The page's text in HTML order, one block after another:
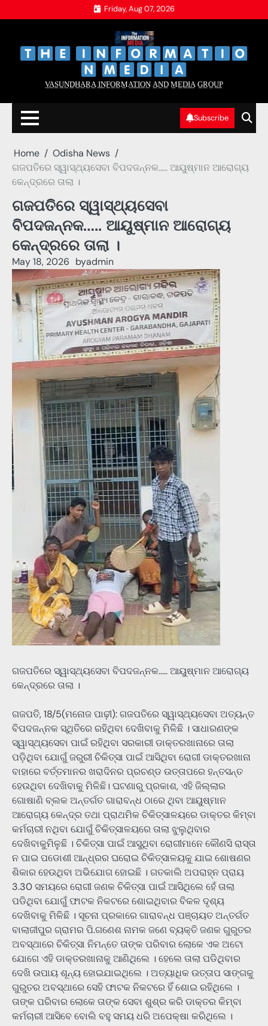
to
Friday, Aug 07, 2026
V̲A̲S̲U̲N̲D̲H̲A̲R̲A̲ I̲N̲F̲O̲R̲M̲A̲T̲I̲O̲N̲ A̲N̲D̲ M̲E̲D̲I̲A̲ G̲R̲O̲U̲P̲
Subscribe
Home
Odisha News
ଗଜପତିରେ ସ୍ୱାସ୍ଥ୍ୟସେବା ବିପଦଜନ୍ନକ….. ଆୟୁଷ୍ମାନ ଆରୋଗ୍ୟ
କେନ୍ଦ୍ରରେ ତାଲା ।
ଗଜପତିରେ ସ୍ୱାସ୍ଥ୍ୟସେବା
ବିପଦଜନ୍ନକ….. ଆୟୁଷ୍ମାନ ଆରୋଗ୍ୟ
କେନ୍ଦ୍ରରେ ତାଲା ।
May 18, 2026 byadmin
ଗଜପତିରେ ସ୍ୱାସ୍ଥ୍ୟସେବା ବିପଦଜନ୍ନକ….. ଆୟୁଷ୍ମାନ ଆରୋଗ୍ୟ
କେନ୍ଦ୍ରରେ ତାଲା ।
ଗଜପତି, 18/5(ମନୋଜ ପାଢ଼ୀ): ଗଜପତିରେ ସ୍ୱାସ୍ଥ୍ୟସେବା ଅତ୍ୟନ୍ତ
ବିପଦଜନ୍ନକ ସ୍ଥିତିରେ ରହିଥିବା ଦେଖିବାକୁ ମିଳିଛି । ସାଧାରଣଙ୍କ
ସ୍ୱାସ୍ଥ୍ୟସେବା ପାଇଁ ରହିଥିବା ସରକାରୀ ଡାକ୍ତରଖାନାରେ ତାଲା
ପଡ଼ିଥିବା ଯୋଗୁଁ ଜରୁରୀ ଚିକିତ୍ସା ପାଇଁ ଆସିଥିବା ରୋଗୀ ଡାକ୍ତରଖାନା
ବାହାରେ ବର୍ତ୍ତମାନର ଖରାଦିନର ପ୍ରଚଣ୍ଡ ଉତ୍ତାପରେ ହନ୍ତସନ୍ତ
ହେଉଥିବା ଦେଖିବାକୁ ମିଳିଛି। ଘଟଣାରୁ ପ୍ରକାଶ, ଏହି ଜିଲ୍ଲାର
ଗୋଷାଣି ବ୍ଲକ ଅନ୍ତର୍ଗତ ଗାରାବନ୍ଧ ଠାରେ ଥିବା ଆୟୁଷ୍ମାନ
ଆରୋଗ୍ୟ କେନ୍ଦ୍ର ତଥା ପ୍ରାଥମିକ ଚିକିତ୍ସାଳୟରେ ଡାକ୍ତର କିମ୍ବା
କର୍ମଚାରୀ ନଥିବା ଯୋଗୁଁ ଚିକିତ୍ସାଳୟରେ ତାଲା ଝୁଲୁଥିବାର
ଦେଖିବାକୁମିଳୁଛି । ଚିକିତ୍ସା ପାଇଁ ଆସୁଥିବା ରୋଗୀମାନେ କୌଣସି ରାସ୍ତା
ନ ପାଇ ପଡୋଶୀ ଆନ୍ଧ୍ରର ଘରୋଇ ଚିକିତ୍ସାଳୟକୁ ଯାଇ ଶୋଷଣର
ଶିକାର ହେଉଥିବା ଅଭିଯୋଗ ହୋଇଛି । ଗତକାଲି ଅପରାହ୍ନ ପ୍ରାୟ
3.30 ସମୟରେ ରୋଗୀ ଜଣକ ଚିକିତ୍ସା ପାଇଁ ଆସିଥିଲେ ହେଁ ତାଲା
ପଡିଥିବା ଯୋଗୁଁ ଫାଟକ ନିକଟରେ ଶୋଇଥିବାର ବିକଳ ଦୃଶ୍ୟ
ଦେଖିବାକୁ ମିଳିଛି । ସୂଚନା ପ୍ରକାରେ ଗାରାବନ୍ଧ ପଞ୍ଚାୟତ ଅନ୍ତର୍ଗତ
ବାଲାଜୀପୁର ଗ୍ରାମର ପି.ଗଣେଶ ନାମକ ଜଣେ ବ୍ୟକ୍ତି ଜଣକ ଗୁରୁତର
ଅବସ୍ଥାରେ ଚିକିତ୍ସା ନିମନ୍ତେ ତାଙ୍କ ପରିବାର ଲୋକେ ଏକ ଅଟୋ
ଯୋଗେ ଏହି ଡାକ୍ତରଖାନାକୁ ଆଣିଥିଲେ । ହେଲେ ତାଲା ପଡିଥିବାର
ଦେଖି ଉପାୟ ଶୂନ୍ୟ ହୋଇଯାଇଥିଲେ । ଅତ୍ୟାଧିକ ଉତ୍ତାପ ସାଙ୍ଗକୁ
ଗୁରୁତର ଅବସ୍ଥାରେ ସେହି ଫାଟକ ନିକଟରେ ହିଁ ଶୋଇ ରହିଥିଲେ ।
ତାଙ୍କ ପରିବାର ଲୋକେ ତାଙ୍କ ସେବା ଶୁଶ୍ର କରି ଡାକ୍ତର କିମ୍ବା
କର୍ମଚାରୀ ଆସିବେ ବୋଲି ବହୁ ସମୟ ଧରି ଅପେକ୍ଷା କରିଥିଲେ ।